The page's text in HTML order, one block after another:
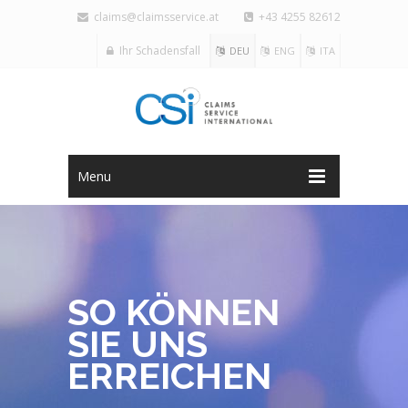
claims@claimsservice.at +43 4255 82612
ITA
ENG
DEU
Ihr Schadensfall
Menu
SO KÖNNEN
SIE UNS
ERREICHEN